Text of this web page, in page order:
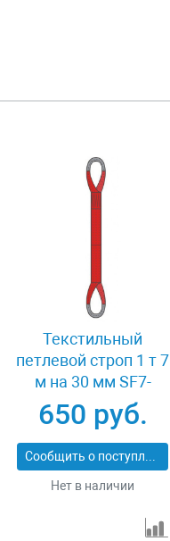
Текстильный
петлевой строп 1 т 7
м на 30 мм SF7-
СТП-1-7
650 руб.
Сообщить о поступлении
Нет в наличии